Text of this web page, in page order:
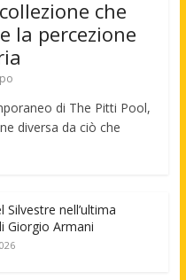
che
la percezione
di The Pitti Pool,
diversa da ciò che
Silvestre nell’ultima
Giorgio Armani